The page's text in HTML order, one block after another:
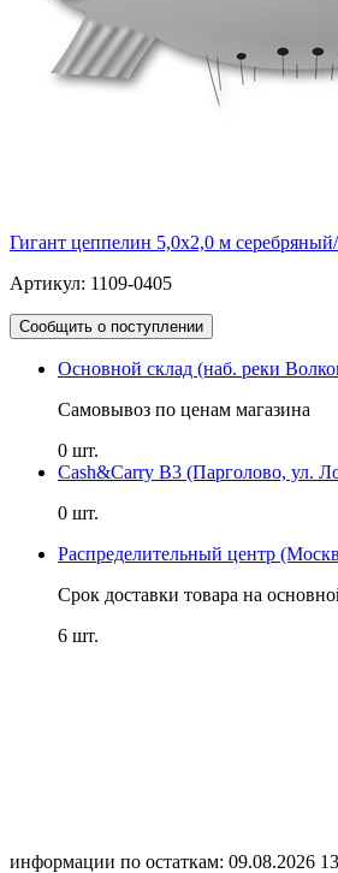
Гигант цеппелин 5,0х2,0 м
Артикул: 1109-0405
Сообщить о поступлении
Основной склад (наб. реки
Самовывоз по ценам магазина
0 шт.
Cash&Carry B3 (Парголово, ул.
0 шт.
Распределительный центр
Срок доставки товара на
6 шт.
информации по остаткам: 09.08.2026